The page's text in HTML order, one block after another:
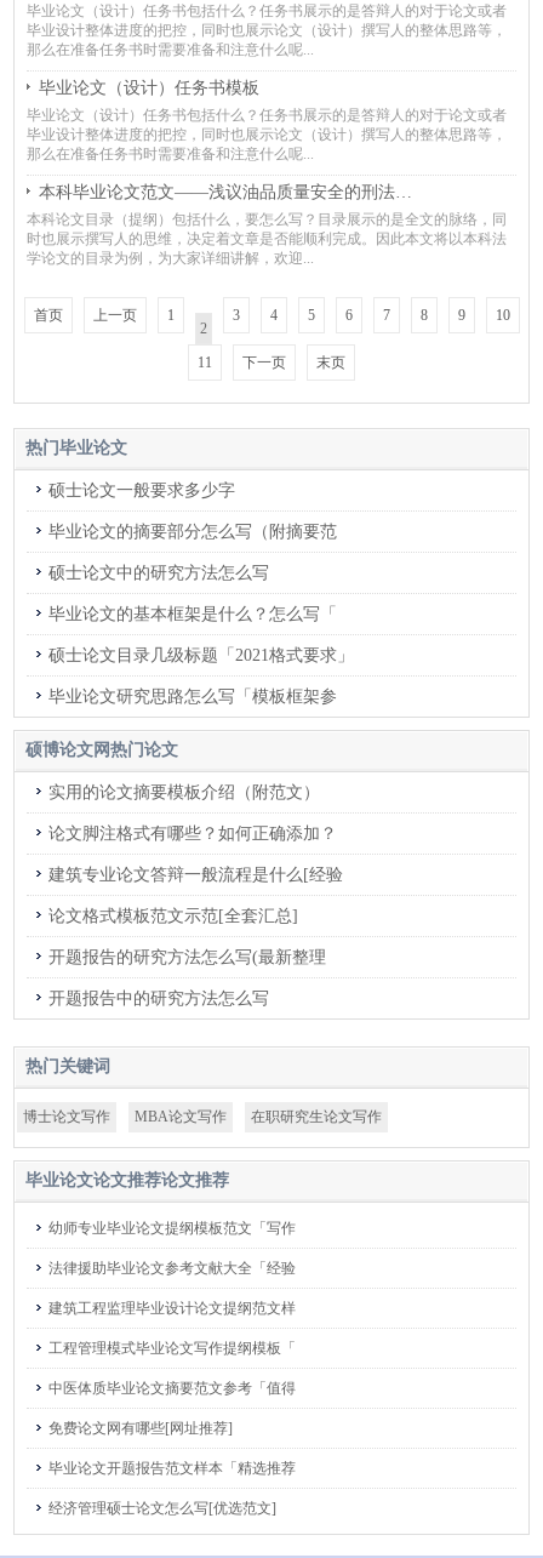
毕业论文（设计）任务书包括什么？任务书展示的是答辩人的对于论文或者
毕业设计整体进度的把控，同时也展示论文（设计）撰写人的整体思路等，
那么在准备任务书时需要准备和注意什么呢...
毕业论文（设计）任务书模板
毕业论文（设计）任务书包括什么？任务书展示的是答辩人的对于论文或者
毕业设计整体进度的把控，同时也展示论文（设计）撰写人的整体思路等，
那么在准备任务书时需要准备和注意什么呢...
本科论文目录（提纲）包括什么，要怎么写？目录展示的是全文的脉络，同
时也展示撰写人的思维，决定着文章是否能顺利完成。因此本文将以本科法
学论文的目录为例，为大家详细讲解，欢迎...
首页 上一页 1
2
3 4 5 6 7 8 9 10
11 下一页 末页
热门毕业论文
硕士论文一般要求多少字
毕业论文的摘要部分怎么写（附摘要范
硕士论文中的研究方法怎么写
毕业论文的基本框架是什么？怎么写「
硕士论文目录几级标题「2021格式要求」
毕业论文研究思路怎么写「模板框架参
硕博论文网热门论文
实用的论文摘要模板介绍（附范文）
论文脚注格式有哪些？如何正确添加？
建筑专业论文答辩一般流程是什么[经验
论文格式模板范文示范[全套汇总]
开题报告的研究方法怎么写(最新整理
开题报告中的研究方法怎么写
热门关键词
博士论文写作 MBA论文写作 在职研究生论文写作
毕业论文论文推荐论文推荐
幼师专业毕业论文提纲模板范文「写作
法律援助毕业论文参考文献大全「经验
建筑工程监理毕业设计论文提纲范文样
工程管理模式毕业论文写作提纲模板「
中医体质毕业论文摘要范文参考「值得
免费论文网有哪些[网址推荐]
毕业论文开题报告范文样本「精选推荐
经济管理硕士论文怎么写[优选范文]